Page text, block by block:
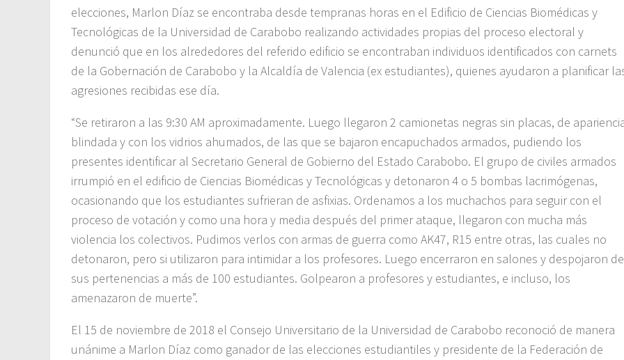
elecciones, Marlon Díaz se encontraba desde tempranas horas en el Edificio de Ciencias Biomédicas y
Tecnológicas de la Universidad de Carabobo realizando actividades propias del proceso electoral y
denunció que en los alrededores del referido edificio se encontraban individuos identificados con carnets
de la Gobernación de Carabobo y la Alcaldía de Valencia (ex estudiantes), quienes ayudaron a planificar
agresiones recibidas ese día.
“Se retiraron a las 9:30 AM aproximadamente. Luego llegaron 2 camionetas negras sin placas, de
blindada y con los vidrios ahumados, de las que se bajaron encapuchados armados, pudiendo los
presentes identificar al Secretario General de Gobierno del Estado Carabobo. El grupo de civiles armados
irrumpió en el edificio de Ciencias Biomédicas y Tecnológicas y detonaron 4 o 5 bombas lacrimógenas,
ocasionando que los estudiantes sufrieran de asfixias. Ordenamos a los muchachos para seguir con el
proceso de votación y como una hora y media después del primer ataque, llegaron con mucha más
violencia los colectivos. Pudimos verlos con armas de guerra como AK47, R15 entre otras, las cuales no
detonaron, pero si utilizaron para intimidar a los profesores. Luego encerraron en salones y despojaron de
sus pertenencias a más de 100 estudiantes. Golpearon a profesores y estudiantes, e incluso, los
amenazaron de muerte”.
El 15 de noviembre de 2018 el Consejo Universitario de la Universidad de Carabobo reconoció de manera
unánime a Marlon Díaz como ganador de las elecciones estudiantiles y presidente de la Federación de